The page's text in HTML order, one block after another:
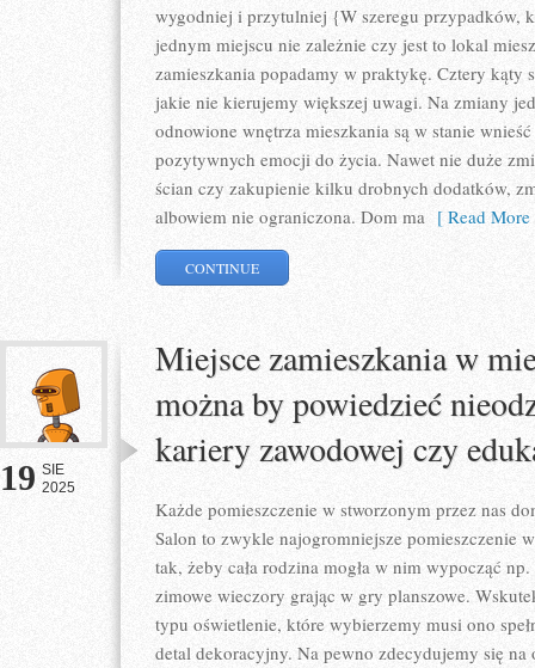
wygodniej i przytulniej {W szeregu przypadków,
jednym miejscu nie zależnie czy jest to lokal
zamieszkania popadamy w praktykę. Cztery kąty
jakie nie kierujemy większej uwagi. Na zmiany
odnowione wnętrza mieszkania są w stanie
pozytywnych emocji do życia. Nawet nie duże
ścian czy zakupienie kilku drobnych dodatków,
albowiem nie ograniczona. Dom ma [ Read
CONTINUE
19 SIE
2025
Miejsce zamieszkania w
można by powiedzieć
kariery zawodowej czy
Każde pomieszczenie w stworzonym przez nas
Salon to zwykle najogromniejsze pomieszczenie
tak, żeby cała rodzina mogła w nim wypocząć
zimowe wieczory grając w gry planszowe.
typu oświetlenie, które wybierzemy musi ono
detal dekoracyjny. Na pewno zdecydujemy się